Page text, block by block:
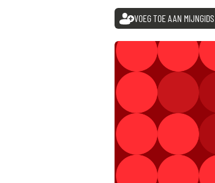
VOEG TOE AAN MIJNGIDS